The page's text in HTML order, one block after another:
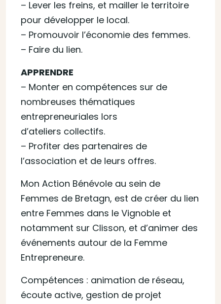
– Lever les freins, et mailler le territoire
pour développer le local.
– Promouvoir l’économie des femmes.
– Faire du lien.
APPRENDRE
– Monter en compétences sur de
nombreuses thématiques
entrepreneuriales lors
d’ateliers collectifs.
– Profiter des partenaires de
l’association et de leurs offres.
Mon Action Bénévole au sein de
Femmes de Bretagn, est de créer du lien
entre Femmes dans le Vignoble et
notamment sur Clisson, et d’animer des
événements autour de la Femme
Entrepreneure.
Compétences : animation de réseau,
écoute active, gestion de projet